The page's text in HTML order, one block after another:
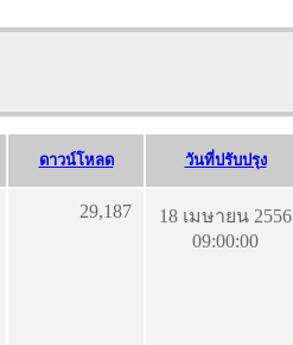
ดาวน์โหลด วันที่ปรับปรุง
29,187
18 เมษายน 2556
09:00:00